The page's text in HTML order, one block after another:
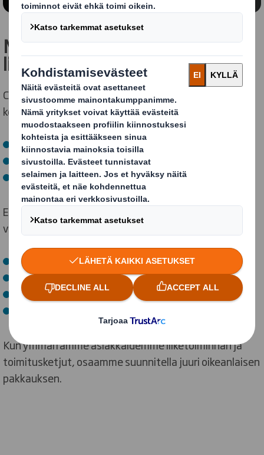
Mitä hyötyä siitä on
liiketoiminnallesi?
Circular Design Metrics auttaa edistämään kestävää
kehitystä pakkausten avulla:
Vähentämällä jätteitä ja saasteita
Pitämällä materiaalit kierrossa pidempään
Elvyttämällä luonnollisia järjestelmiä
Ei ole tarvetta tehdä kompromissia eri osa-alueiden
välillä:
Tuotteen suojaaminen
Toimitusketjun tehokkuuden kasvattaminen
Ympäristötehokkuuden parantaminen
Kun ymmärrämme asiakkaidemme liiketoiminnan ja
toimitusketjut, osaamme suunnitella juuri oikeanlaisen
pakkauksen.